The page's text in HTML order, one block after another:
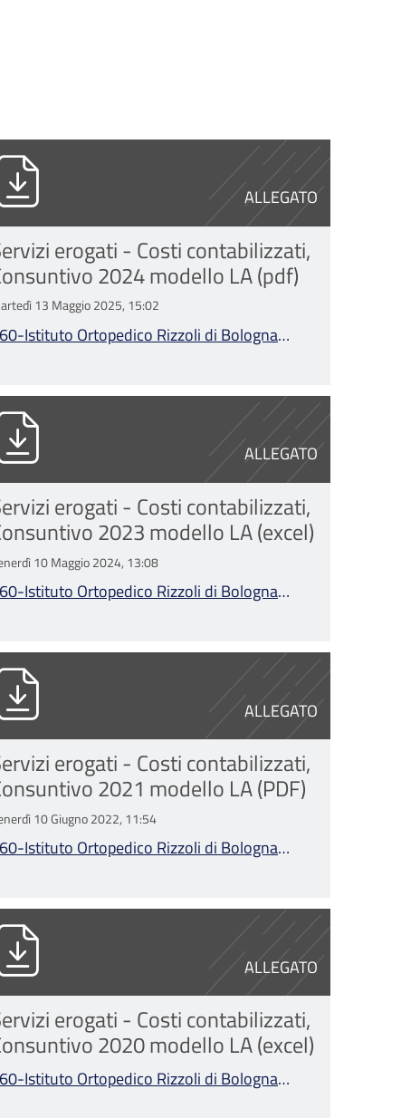
2025 modello LA.xlsx
ALLEGATO
Istituto Ortopedico Rizzoli di Bologna
erogati - Costi contabilizzati,
2024 modello LA (pdf)
13 Maggio 2025, 15:02
Istituto Ortopedico Rizzoli di Bologna
2023 modello LA.pdf
ALLEGATO
Istituto Ortopedico Rizzoli di Bologna
erogati - Costi contabilizzati,
2023 modello LA (excel)
10 Maggio 2024, 13:08
Istituto Ortopedico Rizzoli di Bologna
2022 modello LA.xlsx
ALLEGATO
Istituto Ortopedico Rizzoli di Bologna
erogati - Costi contabilizzati,
2021 modello LA (PDF)
10 Giugno 2022, 11:54
Istituto Ortopedico Rizzoli di Bologna
2020 modello LA.pdf
ALLEGATO
Istituto Ortopedico Rizzoli di Bologna
erogati - Costi contabilizzati,
2020 modello LA (excel)
Istituto Ortopedico Rizzoli di Bologna